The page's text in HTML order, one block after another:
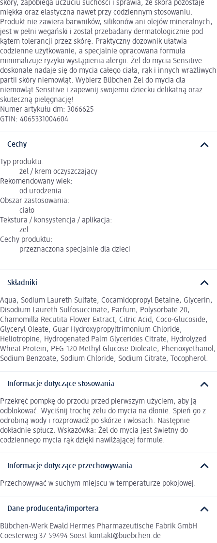
skóry, zapobiega uczuciu suchości i sprawia, że skóra pozostaje
miękka oraz elastyczna nawet przy codziennym stosowaniu.
Produkt nie zawiera barwników, silikonów ani olejów mineralnych,
jest w pełni wegański i został przebadany dermatologicznie pod
kątem tolerancji przez skórę. Praktyczny dozownik ułatwia
codzienne użytkowanie, a specjalnie opracowana formuła
minimalizuje ryzyko wystąpienia alergii. Żel do mycia Sensitive
doskonale nadaje się do mycia całego ciała, rąk i innych wrażliwych
partii skóry niemowląt. Wybierz Bübchen Żel do mycia dla
niemowląt Sensitive i zapewnij swojemu dziecku delikatną oraz
skuteczną pielęgnację!
Numer artykułu dm: 3066625
GTIN: 4065331004604
Cechy
Typ produktu:
żel / krem oczyszczający
Rekomendowany wiek:
od urodzenia
Obszar zastosowania:
ciało
Tekstura / konsystencja / aplikacja:
żel
Cechy produktu:
przeznaczona specjalnie dla dzieci
Składniki
Aqua, Sodium Laureth Sulfate, Cocamidopropyl Betaine, Glycerin,
Disodium Laureth Sulfosuccinate, Parfum, Polysorbate 20,
Chamomilla Recutita Flower Extract, Citric Acid, Coco-Glucoside,
Glyceryl Oleate, Guar Hydroxypropyltrimonium Chloride,
Heliotropine, Hydrogenated Palm Glycerides Citrate, Hydrolyzed
Wheat Protein, PEG-120 Methyl Glucose Dioleate, Phenoxyethanol,
Sodium Benzoate, Sodium Chloride, Sodium Citrate, Tocopherol.
Informacje dotyczące stosowania
Przekręć pompkę do przodu przed pierwszym użyciem, aby ją
odblokować. Wyciśnij trochę żelu do mycia na dłonie. Spień go z
odrobiną wody i rozprowadź po skórze i włosach. Następnie
dokładnie spłucz. Wskazówka: Żel do mycia jest świetny do
codziennego mycia rąk dzięki nawilżającej formule.
Informacje dotyczące przechowywania
Przechowywać w suchym miejscu w temperaturze pokojowej.
Dane producenta/importera
Bübchen-Werk Ewald Hermes Pharmazeutische Fabrik GmbH
Coesterweg 37 59494 Soest kontakt@buebchen.de